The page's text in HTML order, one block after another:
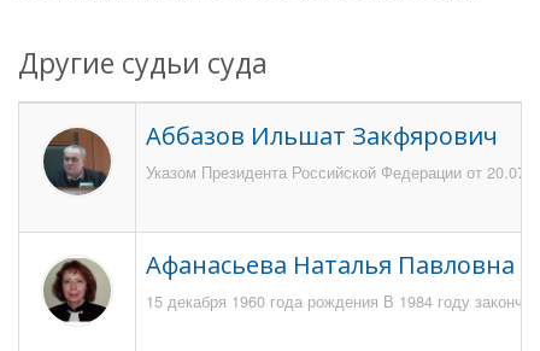
Другие судьи суда
Аббазов Ильшат Закфярович
Указом Президента Российской Федерации от
Афанасьева Наталья Павловна
15 декабря 1960 года рождения В 1984 году